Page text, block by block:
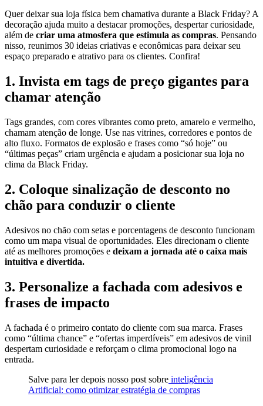
Quer deixar sua loja física bem chamativa durante a Black Friday? A
decoração ajuda muito a destacar promoções, despertar curiosidade,
além de criar uma atmosfera que estimula as compras. Pensando
nisso, reunimos 30 ideias criativas e econômicas para deixar seu
espaço preparado e atrativo para os clientes. Confira!
1. Invista em tags de preço gigantes para
chamar atenção
Tags grandes, com cores vibrantes como preto, amarelo e vermelho,
chamam atenção de longe. Use nas vitrines, corredores e pontos de
alto fluxo. Formatos de explosão e frases como “só hoje” ou
“últimas peças” criam urgência e ajudam a posicionar sua loja no
clima da Black Friday.
2. Coloque sinalização de desconto no
chão para conduzir o cliente
Adesivos no chão com setas e porcentagens de desconto funcionam
como um mapa visual de oportunidades. Eles direcionam o cliente
até as melhores promoções e deixam a jornada até o caixa mais
intuitiva e divertida.
3. Personalize a fachada com adesivos e
frases de impacto
A fachada é o primeiro contato do cliente com sua marca. Frases
como “última chance” e “ofertas imperdíveis” em adesivos de vinil
despertam curiosidade e reforçam o clima promocional logo na
entrada.
Salve para ler depois nosso post sobre inteligência
Artificial: como otimizar estratégia de compras